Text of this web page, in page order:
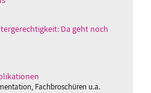
Da geht noch
Fachbroschüren u.a.